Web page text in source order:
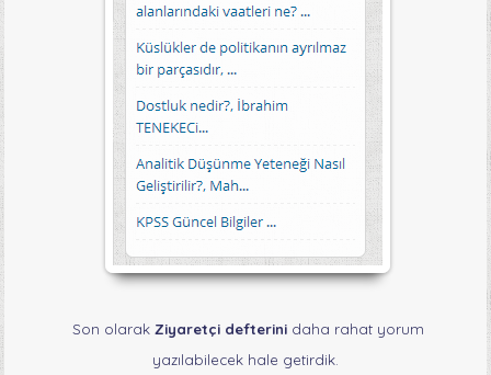
Son olarak Ziyaretçi defterinidaha rahat yorum
yazılabilecek hale getirdik.